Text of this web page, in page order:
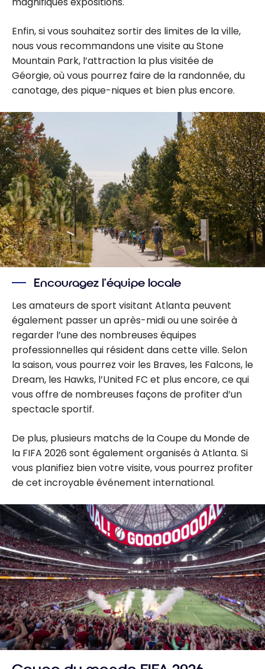
Enfin, si vous souhaitez sortir des limites de la ville,
nous vous recommandons une visite au Stone
Mountain Park, l’attraction la plus visitée de
Géorgie, où vous pourrez faire de la randonnée, du
canotage, des pique-niques et bien plus encore.
Encouragez l’équipe locale
Les amateurs de sport visitant Atlanta peuvent
également passer un après-midi ou une soirée à
regarder l’une des nombreuses équipes
professionnelles qui résident dans cette ville. Selon
la saison, vous pourrez voir les Braves, les Falcons, le
Dream, les Hawks, l’United FC et plus encore, ce qui
vous offre de nombreuses façons de profiter d’un
spectacle sportif.
De plus, plusieurs matchs de la Coupe du Monde de
la FIFA 2026 sont également organisés à Atlanta. Si
vous planifiez bien votre visite, vous pourrez profiter
de cet incroyable événement international.